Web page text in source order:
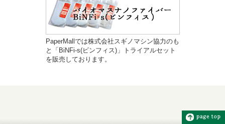
PaperMallでは株式会社スギノマシン協力のも
と「BiNFi-s(ビンフィス)」トライアルセット
を販売しております。